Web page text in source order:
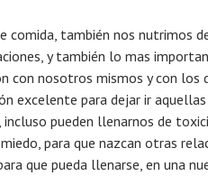
comida, también nos nutrimos
y también lo mas
con nosotros mismos y con los
excelente para dejar ir
incluso pueden llenarnos de
para que nazcan otras
que pueda llenarse, en una